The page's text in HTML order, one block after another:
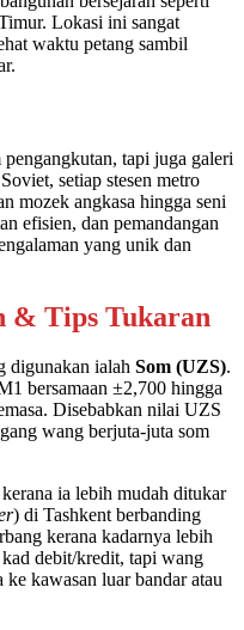
Lokasi ini sangat
waktu petang sambil
tapi juga galeri
setiap stesen metro
mozek angkasa hingga seni
efisien, dan pemandangan
yang unik dan
& Tips Tukaran
digunakan ialah Som (UZS).
bersamaan ±2,700 hingga
Disebabkan nilai UZS
wang berjuta-juta som
ia lebih mudah ditukar
) di Tashkent berbanding
kerana kadarnya lebih
kad debit/kredit, tapi wang
kawasan luar bandar atau